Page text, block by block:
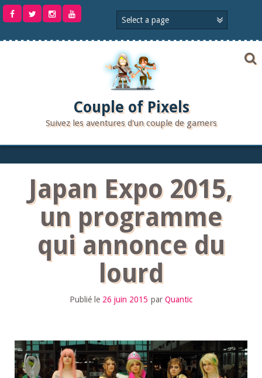
Aller
Couple of Pixels
Suivez les aventures d'un couple de gamers
Japan Expo 2015,
un programme
qui annonce du
lourd
Publié le 26 juin 2015 par Quantic